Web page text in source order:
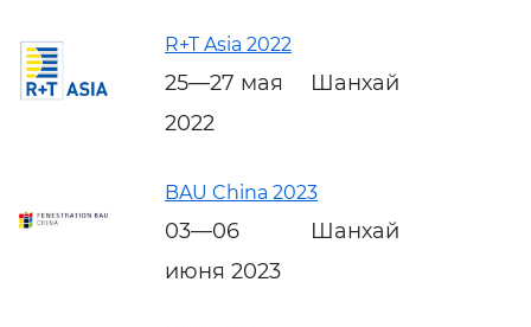
R+T Asia 2022
25—27 мая
2022
Шанхай
BAU China 2023
03—06
июня 2023
Шанхай